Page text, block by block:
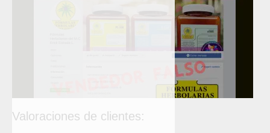
Valoraciones de clientes: